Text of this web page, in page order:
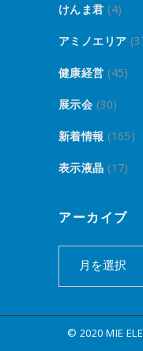
けんま君 (4)
アミノエリア
健康経営 (45)
展示会 (30)
新着情報 (165)
表示液晶 (17)
アーカイブ
イ
ブ© 2020 MIE